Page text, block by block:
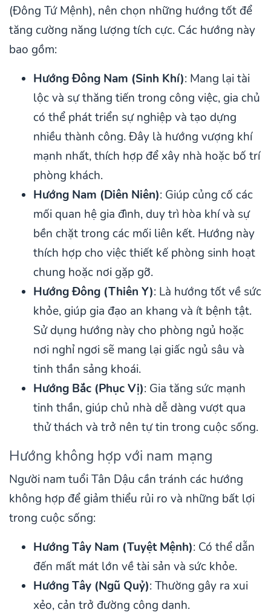
(Đông Tứ Mệnh), nên chọn những hướng tốt để
tăng cường năng lượng tích cực. Các hướng này
bao gồm:
Hướng Đông Nam (Sinh Khí): Mang lại tài
lộc và sự thăng tiến trong công việc, gia chủ
có thể phát triển sự nghiệp và tạo dựng
nhiều thành công. Đây là hướng vượng khí
mạnh nhất, thích hợp để xây nhà hoặc bố trí
phòng khách.
Hướng Nam (Diên Niên): Giúp củng cố các
mối quan hệ gia đình, duy trì hòa khí và sự
bền chặt trong các mối liên kết. Hướng này
thích hợp cho việc thiết kế phòng sinh hoạt
chung hoặc nơi gặp gỡ.
Hướng Đông (Thiên Y): Là hướng tốt về sức
khỏe, giúp gia đạo an khang và ít bệnh tật.
Sử dụng hướng này cho phòng ngủ hoặc
nơi nghỉ ngơi sẽ mang lại giấc ngủ sâu và
tinh thần sảng khoái.
Hướng Bắc (Phục Vị): Gia tăng sức mạnh
tinh thần, giúp chủ nhà dễ dàng vượt qua
thử thách và trở nên tự tin trong cuộc sống.
Hướng không hợp với nam mạng
Người nam tuổi Tân Dậu cần tránh các hướng
không hợp để giảm thiểu rủi ro và những bất lợi
trong cuộc sống:
Hướng Tây Nam (Tuyệt Mệnh): Có thể dẫn
đến mất mát lớn về tài sản và sức khỏe.
Hướng Tây (Ngũ Quỷ): Thường gây ra xui
xẻo, cản trở đường công danh.